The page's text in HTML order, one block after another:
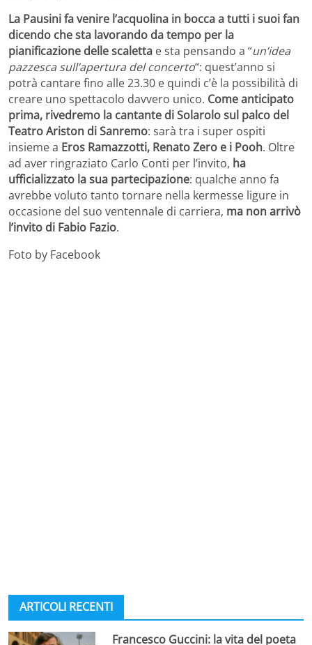
La Pausini fa venire l’acquolina in bocca a tutti i suoi fan
dicendo che sta lavorando da tempo per la
pianificazione delle scaletta e sta pensando a “un’idea
pazzesca sull’apertura del concerto“: quest’anno si
potrà cantare fino alle 23.30 e quindi c’è la possibilità di
creare uno spettacolo davvero unico. Come anticipato
prima, rivedremo la cantante di Solarolo sul palco del
Teatro Ariston di Sanremo: sarà tra i super ospiti
insieme a Eros Ramazzotti, Renato Zero e i Pooh. Oltre
ad aver ringraziato Carlo Conti per l’invito, ha
ufficializzato la sua partecipazione: qualche anno fa
avrebbe voluto tanto tornare nella kermesse ligure in
occasione del suo ventennale di carriera, ma non arrivò
l’invito di Fabio Fazio.
Foto by Facebook
ARTICOLI RECENTI
Francesco Guccini: la vita del poeta